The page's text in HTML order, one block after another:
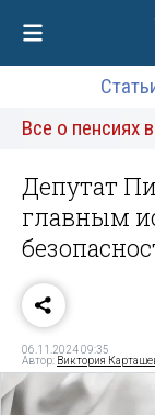
Все о пенсиях
Депутат
главным
06.11.2024 09:35
Автор: Виктория